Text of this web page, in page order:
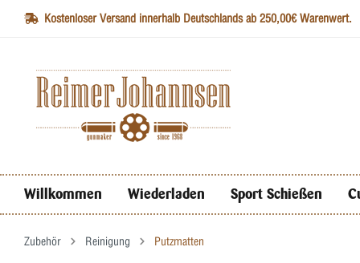
Kostenloser Versand innerhalb Deutschlands ab 250,00€ Warenwert.
Willkommen Wiederladen Sport Schießen
Zubehör Reinigung Putzmatten